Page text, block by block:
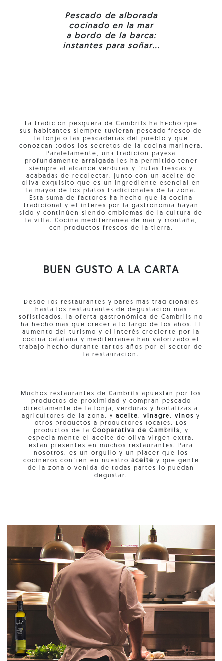
Pescado de alborada
cocinado en la mar
a bordo de la barca:
instantes para soñar...
La tradición pesquera de Cambrils ha hecho que
sus habitantes siempre tuvieran pescado fresco de
la lonja o las pescaderías del pueblo y que
conozcan todos los secretos de la cocina marinera.
Paralelamente, una tradición payesa
profundamente arraigada les ha permitido tener
siempre al alcance verduras y frutas frescas y
acabadas de recolectar, junto con un aceite de
oliva exquisito que es un ingrediente esencial en
la mayor de los platos tradicionales de la zona.
Esta suma de factores ha hecho que la cocina
tradicional y el interés por la gastronomía hayan
sido y continúen siendo emblemas de la cultura de
la villa. Cocina mediterránea de mar y montaña,
con productos frescos de la tierra.
BUEN GUSTO A LA CARTA
Desde los restaurantes y bares más tradicionales
hasta los restaurantes de degustación más
sofisticados, la oferta gastronómica de Cambrils no
ha hecho más que crecer a lo largo de los años. El
aumento del turismo y el interés creciente por la
cocina catalana y mediterránea han valorizado el
trabajo hecho durante tantos años por el sector de
la restauración.
Muchos restaurantes de Cambrils apuestan por los
productos de proximidad y compran pescado
directamente de la lonja, verduras y hortalizas a
agricultores de la zona, y aceite, vinagre, vinos y
otros productos a productores locales. Los
productos de la Cooperativa de Cambrils, y
especialmente el aceite de oliva virgen extra,
están presentes en muchos restaurantes. Para
nosotros, es un orgullo y un placer que los
cocineros confíen en nuestro aceite y que gente
de la zona o venida de todas partes lo puedan
degustar.